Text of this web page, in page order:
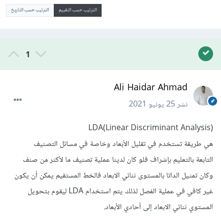
الترتيب حسب التقييم الترتيب حسب التاريخ
1
Ali Haidar Ahmad
نشر25 يونيو 2021
LDA(Linear Discriminant Analysis)
هي طريقة تستخدم في تقليل الأبعاد وخاصة في مسائل التصنيف
التابعة بالتعليم بإشراف فلو كان لدينا عملية تصنيف ما لأكثر من صنف
وكان تمثيل الداتا بالمستوى ثنائي الابعاد فالخط المستقيم يمكن أن يكون
غير كافي في عملية الفصل لذلك يتم استخدام LDA ليقوم بتحويل
المستوي ثنائي الابعاد إلى أحادي الأبعاد.